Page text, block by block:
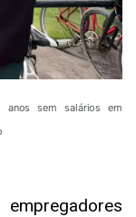
anos sem salários em